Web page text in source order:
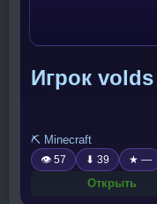
Игрок volds
⛏️ Minecraft
👁 57 ⬇ 39 ★ —
Открыть